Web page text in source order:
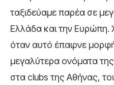
ταξιδεύαμε παρέα σε
Ελλάδα και την Ευρώπη.
όταν αυτό έπαιρνε
μεγαλύτερα ονόματα
στα clubs της Αθήνας,